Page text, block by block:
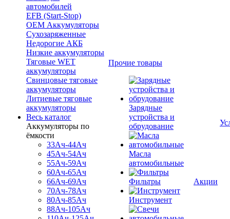
автомобилей
EFB (Start-Stop)
OEM Аккумуляторы
Сухозаряженные
Недорогие АКБ
Низкие аккумуляторы
Тяговые WET
аккумуляторы
Свинцовые тяговые
аккумуляторы
Литиевые тяговые
аккумуляторы
Весь каталог
Аккумуляторы по
ёмкости
33Ач-44Ач
45Ач-54Ач
55Ач-59Ач
60Ач-65Ач
66Ач-69Ач
70Ач-78Ач
80Ач-85Ач
88Ач-105Ач
Прочие товары
Зарядные
устройства и
обрудование
Масла
автомобильные
Фильтры
Инструмент
Акции